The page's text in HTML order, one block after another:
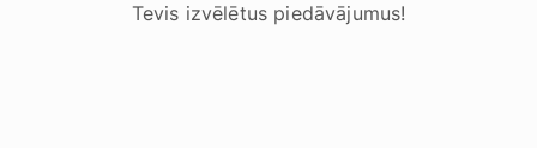
Tevis izvēlētus piedāvājumus!